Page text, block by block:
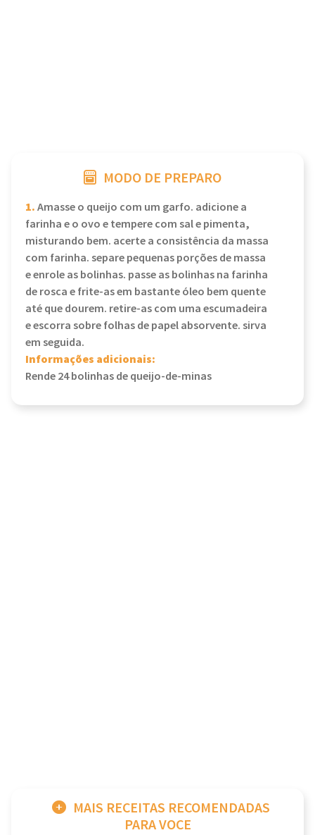
MODO DE PREPARO
1.Amasse o queijo com um garfo. adicione a
farinha e o ovo e tempere com sal e pimenta,
misturando bem. acerte a consistência da massa
com farinha. separe pequenas porções de massa
e enrole as bolinhas. passe as bolinhas na farinha
de rosca e frite-as em bastante óleo bem quente
até que dourem. retire-as com uma escumadeira
e escorra sobre folhas de papel absorvente. sirva
em seguida.
Informações adicionais:
Rende 24 bolinhas de queijo-de-minas
MAIS RECEITAS RECOMENDADAS
PARA VOCE